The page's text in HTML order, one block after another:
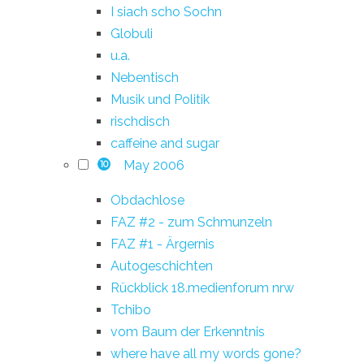
I siach scho Sochn
Globuli
u.a.
Nebentisch
Musik und Politik
rischdisch
caffeine and sugar
10 May 2006
Obdachlose
FAZ #2 - zum Schmunzeln
FAZ #1 - Ärgernis
Autogeschichten
Rückblick 18.medienforum nrw
Tchibo
vom Baum der Erkenntnis
where have all my words gone?